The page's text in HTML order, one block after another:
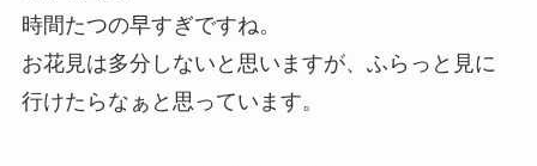
時間たつの早すぎですね。
お花見は多分しないと思いますが、ふらっと見に
行けたらなぁと思っています。